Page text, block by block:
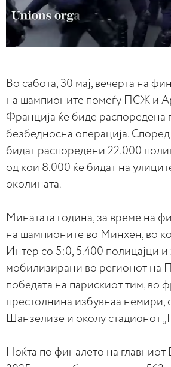
Во сабота, 30 мај, вечерта на
на шампионите помеѓу ПСЖ и
Франција ќе биде распоредена
безбедносна операција. Според
бидат распоредени 22.000
од кои 8.000 ќе бидат на
околината.
Минатата година, за време на
на шампионите во Минхен, во
Интер со 5:0, 5.400 полицајци
мобилизирани во регионот на
победата на парискиот тим, во
престолнина избувнаа немири,
Шанзелизе и околу стадионот
Ноќта по финалето на главниот